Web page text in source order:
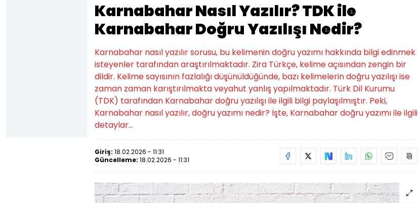
Karnabahar Nasıl Yazılır? TDK ile
Karnabahar Doğru Yazılışı Nedir?
Karnabahar nasıl yazılır sorusu, bu kelimenin doğru yazımı hakkında bilgi edinmek
isteyenler tarafından araştırılmaktadır. Zira Türkçe, kelime açısından zengin bir
dildir. Kelime sayısının fazlalığı düşünüldüğünde, bazı kelimelerin doğru yazılışı ise
zaman zaman karıştırılmakta veyahut yanlış yapılmaktadır. Türk Dil Kurumu
(TDK) tarafından Karnabahar doğru yazılışı ile ilgili bilgi paylaşılmıştır. Peki,
Karnabahar nasıl yazılır, doğru yazımı nedir? İşte, Karnabahar doğru yazımı ile ilgili
detaylar...
Giriş: 18.02.2026 - 11:31
Güncelleme: 18.02.2026 - 11:31